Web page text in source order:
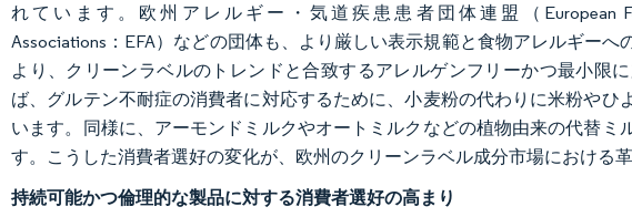
れています。欧州アレルギー・気道疾患患者団体連盟（European
Associations：EFA）などの団体も、より厳しい表示規範と食物アレルギー
より、クリーンラベルのトレンドと合致するアレルゲンフリーかつ最小限
ば、グルテン不耐症の消費者に対応するために、小麦粉の代わりに米粉やひ
います。同様に、アーモンドミルクやオートミルクなどの植物由来の代替ミ
す。こうした消費者選好の変化が、欧州のクリーンラベル成分市場における
持続可能かつ倫理的な製品に対する消費者選好の高まり